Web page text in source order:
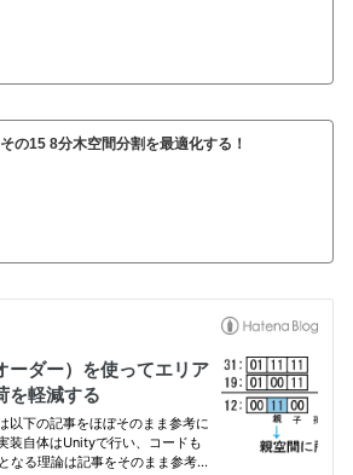
その15 8分木空間分割を最適化する！